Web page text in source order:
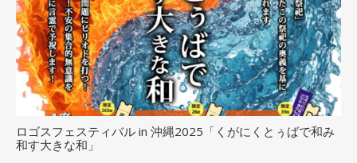
ロゴスフェスティバル in 沖縄2025「くがにくとぅばで和み
和す大きな和」